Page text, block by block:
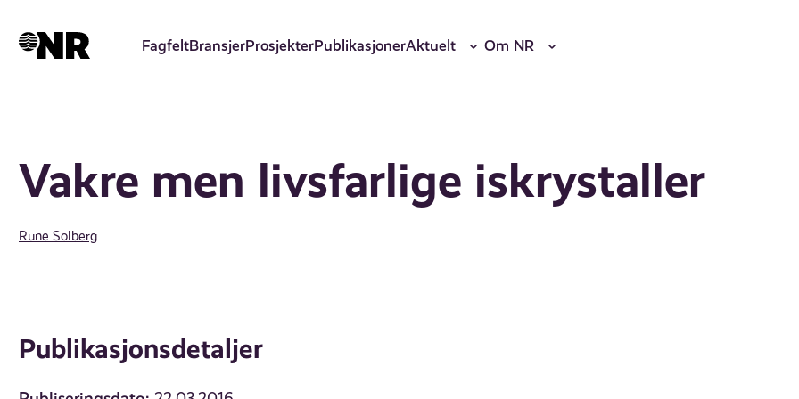
hovedinnhold
FagfeltBransjerProsjekterPublikasjonerAktuelt Om NR
Vakre men livsfarlige iskrystaller
Rune Solberg
Publikasjonsdetaljer